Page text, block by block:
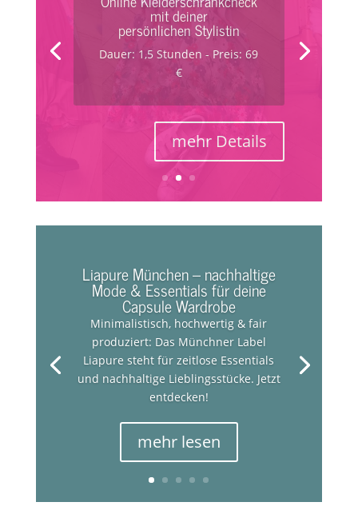
Kleiderschrankcheck
Kleiderschrankcheck mit
deiner persönlichenStylistin
Dauer: 3 Stunden - Preis: 179
mehr Details
Liapure München – nachhaltige
Mode & Essentials für deine
Capsule Wardrobe
Minimalistisch, hochwertig & fair
produziert: Das Münchner Label
Liapure steht für zeitlose Essentials
und nachhaltige Lieblingsstücke. Jetzt
entdecken!
mehr lesen